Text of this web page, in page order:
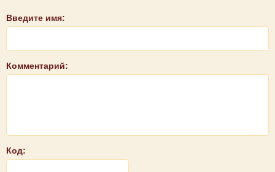
Введите имя:
Комментарий:
Код: